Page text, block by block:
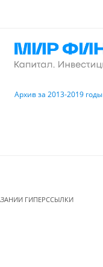
Архив за 2013-2019 годы
ГИПЕРССЫЛКИ